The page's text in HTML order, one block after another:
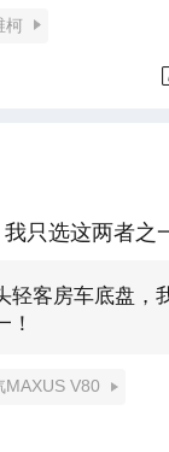
柯
只选这两者之
轻客房车底盘，
！
MAXUS V80